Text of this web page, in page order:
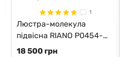
1
Люстра-молекула
підвісна RIANO P0454-
08D-SDAC Zuma Line
18 500 грн